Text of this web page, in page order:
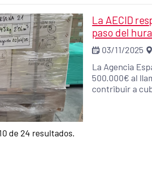
con un rol
propuestas del
la Cartera de
europeas y latinoamericanas. Este encuentro
espacios de
La AECID
paso del
03/11/2025
La Agencia
500.000€ al
contribuir a
el gobierno
de cocina,
de 24 resultados.